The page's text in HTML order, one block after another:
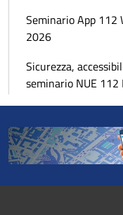
Seminario App 112
2026
Sicurezza,
seminario NUE 112